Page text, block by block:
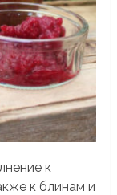
к
к блинам и